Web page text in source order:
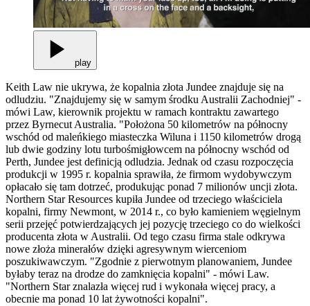
play
Keith Law nie ukrywa, że kopalnia złota Jundee znajduje się na
odludziu. "Znajdujemy się w samym środku Australii Zachodniej" -
mówi Law, kierownik projektu w ramach kontraktu zawartego
przez Byrnecut Australia. "Położona 50 kilometrów na północny
wschód od maleńkiego miasteczka Wiluna i 1150 kilometrów drogą
lub dwie godziny lotu turbośmigłowcem na północny wschód od
Perth, Jundee jest definicją odludzia. Jednak od czasu rozpoczęcia
produkcji w 1995 r. kopalnia sprawiła, że firmom wydobywczym
opłacało się tam dotrzeć, produkując ponad 7 milionów uncji złota.
Northern Star Resources kupiła Jundee od trzeciego właściciela
kopalni, firmy Newmont, w 2014 r., co było kamieniem węgielnym
serii przejęć potwierdzających jej pozycję trzeciego co do wielkości
producenta złota w Australii. Od tego czasu firma stale odkrywa
nowe złoża minerałów dzięki agresywnym wierceniom
poszukiwawczym. "Zgodnie z pierwotnym planowaniem, Jundee
byłaby teraz na drodze do zamknięcia kopalni" - mówi Law.
"Northern Star znalazła więcej rud i wykonała więcej pracy, a
obecnie ma ponad 10 lat żywotności kopalni".